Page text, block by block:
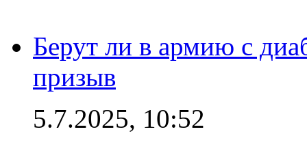
Берут ли в армию с
призыв
5.7.2025, 10:52